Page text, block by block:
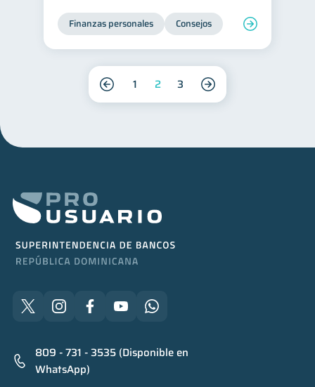
Finanzas personales Consejos
1 2 3
809 - 731 - 3535 (Disponible en
WhatsApp)